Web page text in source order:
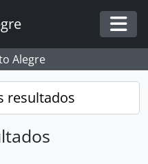
Alegre
resultados